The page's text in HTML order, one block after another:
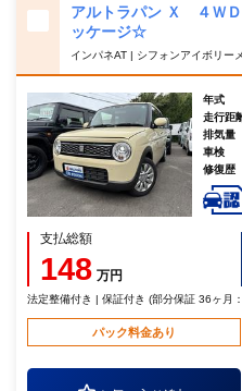
アルトラパン Ｘ ４Ｗ
ッケージ☆
インパネAT | シフォンアイボリー
年式
走行距
排気量
車検
修復歴
支払総額
148 万円
法定整備付き | 保証付き (部分保証 36ヶ月
パック料金あり